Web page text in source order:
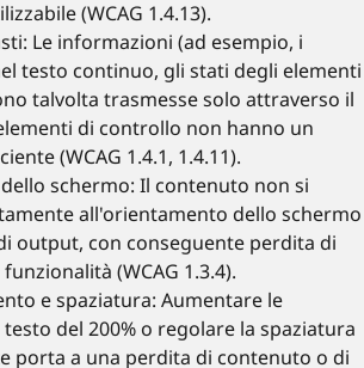
(WCAG 1.4.13).
Le informazioni (ad esempio, i
testo continuo, gli stati degli elementi
talvolta trasmesse solo attraverso il
di controllo non hanno un
(WCAG 1.4.1, 1.4.11).
schermo: Il contenuto non si
all'orientamento dello schermo
output, con conseguente perdita di
(WCAG 1.3.4).
e spaziatura: Aumentare le
del 200% o regolare la spaziatura
porta a una perdita di contenuto o di